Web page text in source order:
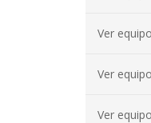
Ver
Ver
Ver